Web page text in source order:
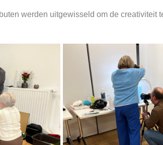
werden uitgewisseld om de